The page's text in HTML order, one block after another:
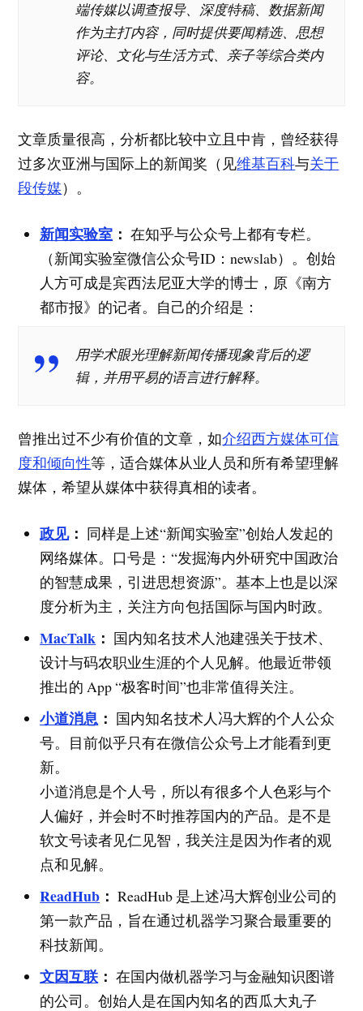
端传媒以调查报导、深度特稿、数据新闻
作为主打内容，同时提供要闻精选、思想
评论、文化与生活方式、亲子等综合类内
容。
文章质量很高，分析都比较中立且中肯，曾经获得
过多次亚洲与国际上的新闻奖（见维基百科与关于
段传媒）。
新闻实验室 ： 在知乎与公众号上都有专栏。
（新闻实验室微信公众号ID：newslab）。创始
人方可成是宾西法尼亚大学的博士，原《南方
都市报》的记者。自己的介绍是：
用学术眼光理解新闻传播现象背后的逻
辑，并用平易的语言进行解释。
曾推出过不少有价值的文章，如介绍西方媒体可信
度和倾向性等，适合媒体从业人员和所有希望理解
媒体，希望从媒体中获得真相的读者。
政见： 同样是上述“新闻实验室”创始人发起的
网络媒体。口号是：“发掘海内外研究中国政治
的智慧成果，引进思想资源”。基本上也是以深
度分析为主，关注方向包括国际与国内时政。
MacTalk ： 国内知名技术人池建强关于技术、
设计与码农职业生涯的个人见解。他最近带领
推出的 App “极客时间”也非常值得关注。
小道消息 ： 国内知名技术人冯大辉的个人公众
号。目前似乎只有在微信公众号上才能看到更
新。
小道消息是个人号，所以有很多个人色彩与个
人偏好，并会时不时推荐国内的产品。是不是
软文号读者见仁见智，我关注是因为作者的观
点和见解。
ReadHub ： ReadHub 是上述冯大辉创业公司的
第一款产品，旨在通过机器学习聚合最重要的
科技新闻。
文因互联 ： 在国内做机器学习与金融知识图谱
的公司。创始人是在国内知名的西瓜大丸子